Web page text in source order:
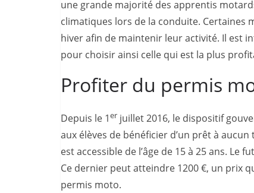
une grande majorité des apprentis
climatiques lors de la conduite. Certaines
hiver afin de maintenir leur activité. Il est
pour choisir ainsi celle qui est la plus
Profiter du permis
Depuis le 1er juillet 2016, le dispositif
aux élèves de bénéficier d’un prêt à
est accessible de l’âge de 15 à 25 ans.
Ce dernier peut atteindre 1200 €, un prix
permis moto.